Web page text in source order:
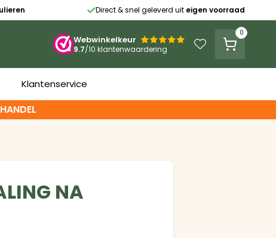
Direct & snel geleverd uit eigen voorraad
Webwinkelkeur 
9.7/10 klantenwaardering 
0
Klantenservice
NA